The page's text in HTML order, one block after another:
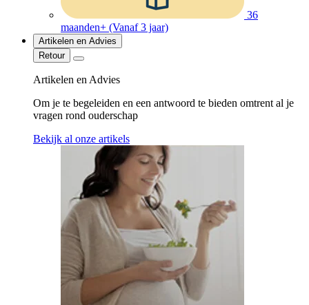
36
maanden+ (Vanaf 3 jaar)
Artikelen en Advies
Retour
Artikelen en Advies
Om je te begeleiden en een antwoord te bieden omtrent al je
vragen rond ouderschap
Bekijk al onze artikels